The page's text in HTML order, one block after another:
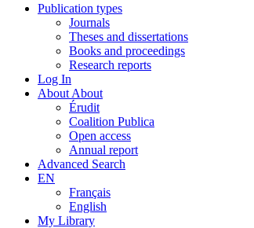
Publication types
Journals
Theses and dissertations
Books and proceedings
Research reports
Log In
About About
Érudit
Coalition Publica
Open access
Annual report
Advanced Search
EN
Français
English
My Library